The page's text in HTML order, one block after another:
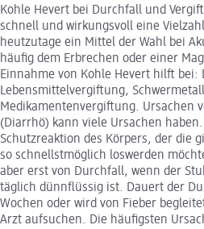
Kohle Hevert bei Durchfall und
schnell und wirkungsvoll eine
heutzutage ein Mittel der Wahl bei
häufig dem Erbrechen oder einer
Einnahme von Kohle Hevert hilft bei:
Lebensmittelvergiftung,
Medikamentenvergiftung. Ursachen
(Diarrhö) kann viele Ursachen
Schutzreaktion des Körpers, der die
so schnellstmöglich loswerden
aber erst von Durchfall, wenn der
täglich dünnflüssig ist. Dauert der
Wochen oder wird von Fieber
Arzt aufsuchen. Die häufigsten